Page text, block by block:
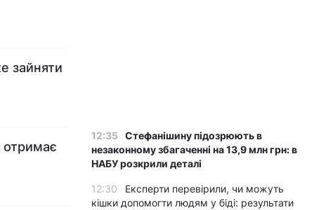
зайняти
отримає
12:35 Стефанішину підозрюють в
незаконному збагаченні на 13,9 млн грн: в
НАБУ розкрили деталі
12:30
Експерти перевірили, чи можуть
кішки допомогти людям у біді: результати